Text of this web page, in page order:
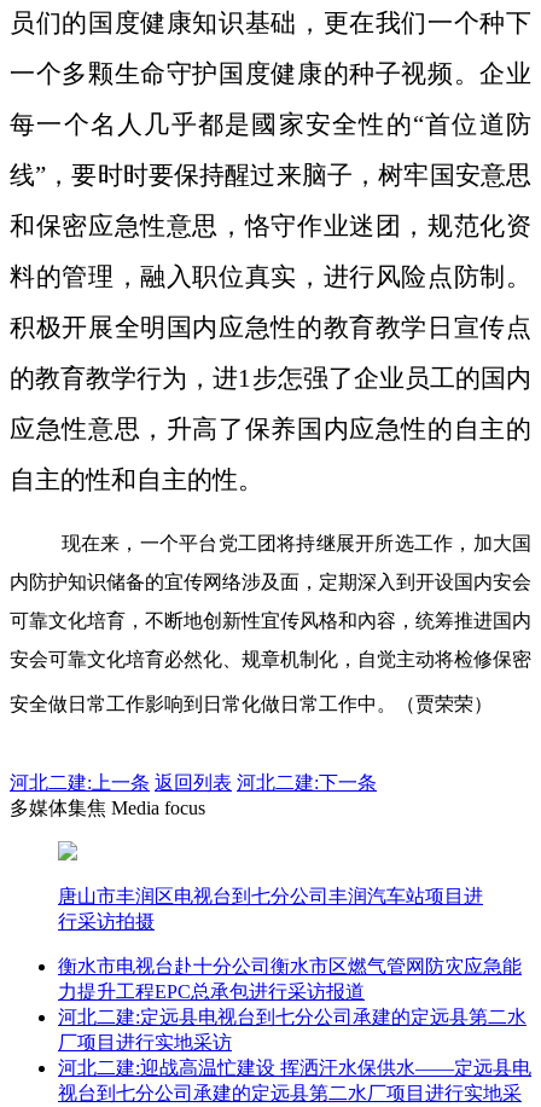
员们的国度健康知识基础，更在我们一个种下
一个多颗生命守护国度健康的种子视频。企业
每一个名人几乎都是國家安全性的“首位道防
线”，要时时要保持醒过来脑子，树牢国安意思
和保密应急性意思，恪守作业迷团，规范化资
料的管理，融入职位真实，进行风险点防制。
积极开展全明国内应急性的教育教学日宣传点
的教育教学行为，进1步怎强了企业员工的国内
应急性意思，升高了保养国内应急性的自主的
自主的性和自主的性。
现在来，一个平台党工团将持继展开所选工作，加大国
内防护知识储备的宜传网络涉及面，定期深入到开设国内安会
可靠文化培育，不断地创新性宜传风格和內容，统筹推进国内
安会可靠文化培育必然化、规章机制化，自觉主动将检修保密
安全做日常工作影响到日常化做日常工作中。（贾荣荣）
河北二建: 上一条 返回列表 河北二建:下一条
多媒体集焦 Media focus
唐山市丰润区电视台到七分公司丰润汽车站项目进
行采访拍摄
衡水市电视台赴十分公司衡水市区燃气管网防灾应急能
力提升工程EPC总承包进行采访报道
河北二建:定远县电视台到七分公司承建的定远县第二水
厂项目进行实地采访
河北二建:迎战高温忙建设 挥洒汗水保供水——定远县电
视台到七分公司承建的定远县第二水厂项目进行实地采